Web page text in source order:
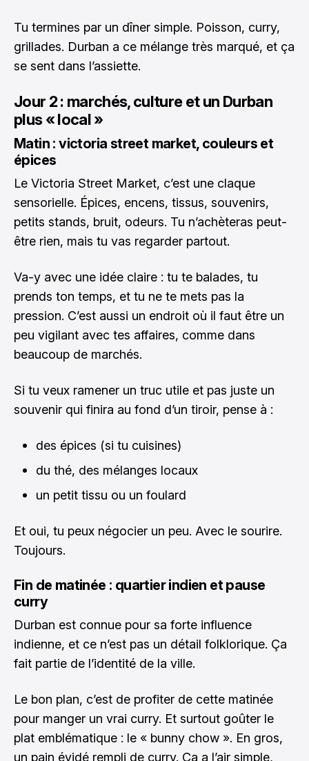
Tu termines par un dîner simple. Poisson, curry,
grillades. Durban a ce mélange très marqué, et ça
se sent dans l’assiette.
Jour 2 : marchés, culture et un Durban
plus « local »
Matin : victoria street market, couleurs et
épices
Le Victoria Street Market, c’est une claque
sensorielle. Épices, encens, tissus, souvenirs,
petits stands, bruit, odeurs. Tu n’achèteras peut-
être rien, mais tu vas regarder partout.
Va-y avec une idée claire : tu te balades, tu
prends ton temps, et tu ne te mets pas la
pression. C’est aussi un endroit où il faut être un
peu vigilant avec tes affaires, comme dans
beaucoup de marchés.
Si tu veux ramener un truc utile et pas juste un
souvenir qui finira au fond d’un tiroir, pense à :
des épices (si tu cuisines)
du thé, des mélanges locaux
un petit tissu ou un foulard
Et oui, tu peux négocier un peu. Avec le sourire.
Toujours.
Fin de matinée : quartier indien et pause
curry
Durban est connue pour sa forte influence
indienne, et ce n’est pas un détail folklorique. Ça
fait partie de l’identité de la ville.
Le bon plan, c’est de profiter de cette matinée
pour manger un vrai curry. Et surtout goûter le
plat emblématique : le « bunny chow ». En gros,
un pain évidé rempli de curry. Ça a l’air simple,